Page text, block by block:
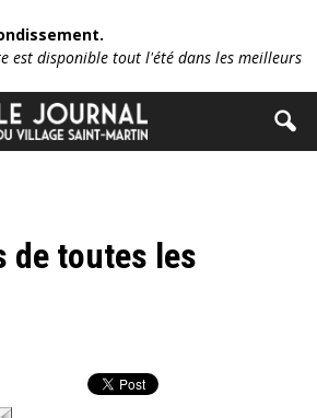
est disponible tout l'été dans les meilleurs
de toutes les